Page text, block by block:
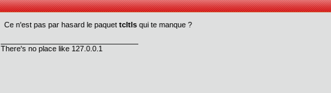
Ce n'est pas par hasard le paquet tcltls qui te manque ?
There's no place like 127.0.0.1